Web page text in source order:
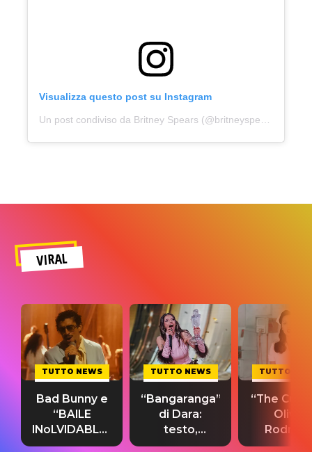
Visualizza questo post su Instagram
VIRAL
TUTTO NEWS
Bad Bunny e
“BAILE
INoLVIDABLE”:
testo,
TUTTO NEWS
“Bangaranga”
di Dara:
testo,
traduzione e
TUTTO
“The
Olivia
testo,